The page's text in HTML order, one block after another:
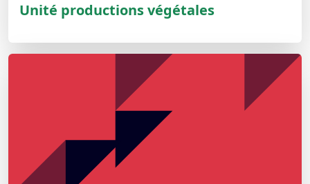
Unité productions végétales